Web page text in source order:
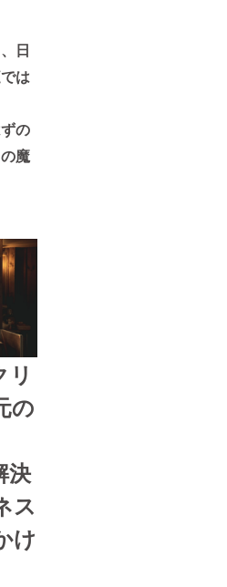
日
は
の
魔
の
決
ス
け